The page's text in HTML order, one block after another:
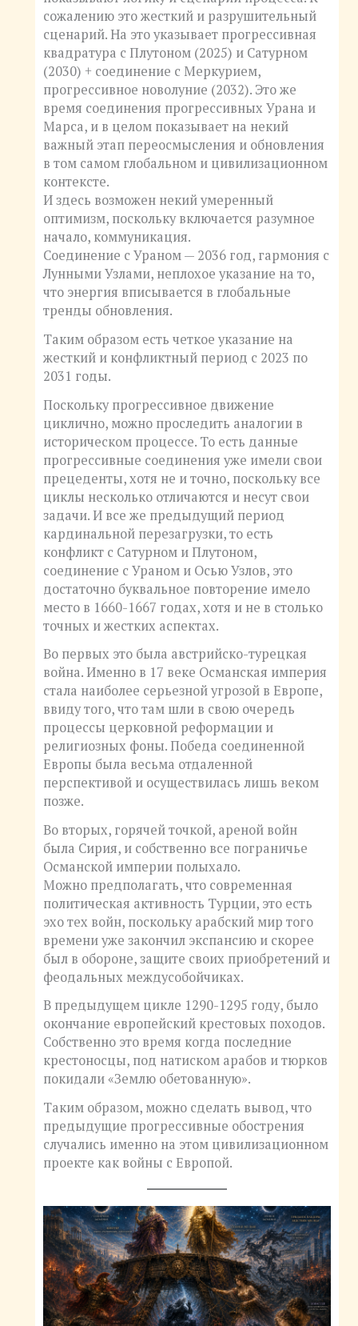
сожалению это жесткий и разрушительный
сценарий. На это указывает прогрессивная
квадратура с Плутоном (2025) и Сатурном
(2030) + соединение с Меркурием,
прогрессивное новолуние (2032). Это же
время соединения прогрессивных Урана и
Марса, и в целом показывает на некий
важный этап переосмысления и обновления
в том самом глобальном и цивилизационном
контексте.
И здесь возможен некий умеренный
оптимизм, поскольку включается разумное
начало, коммуникация.
Соединение с Ураном — 2036 год, гармония с
Лунными Узлами, неплохое указание на то,
что энергия вписывается в глобальные
тренды обновления.
Таким образом есть четкое указание на
жесткий и конфликтный период с 2023 по
2031 годы.
Поскольку прогрессивное движение
циклично, можно проследить аналогии в
историческом процессе. То есть данные
прогрессивные соединения уже имели свои
прецеденты, хотя не и точно, поскольку все
циклы несколько отличаются и несут свои
задачи. И все же предыдущий период
кардинальной перезагрузки, то есть
конфликт с Сатурном и Плутоном,
соединение с Ураном и Осью Узлов, это
достаточно буквальное повторение имело
место в 1660-1667 годах, хотя и не в столько
точных и жестких аспектах.
Во первых это была австрийско-турецкая
война. Именно в 17 веке Османская империя
стала наиболее серьезной угрозой в Европе,
ввиду того, что там шли в свою очередь
процессы церковной реформации и
религиозных фоны. Победа соединенной
Европы была весьма отдаленной
перспективой и осуществилась лишь веком
позже.
Во вторых, горячей точкой, ареной войн
была Сирия, и собственно все пограничье
Османской империи полыхало.
Можно предполагать, что современная
политическая активность Турции, это есть
эхо тех войн, поскольку арабский мир того
времени уже закончил экспансию и скорее
был в обороне, защите своих приобретений и
феодальных междусобойчиках.
В предыдущем цикле 1290-1295 году, было
окончание европейский крестовых походов.
Собственно это время когда последние
крестоносцы, под натиском арабов и тюрков
покидали «Землю обетованную».
Таким образом, можно сделать вывод, что
предыдущие прогрессивные обострения
случались именно на этом цивилизационном
проекте как войны с Европой.